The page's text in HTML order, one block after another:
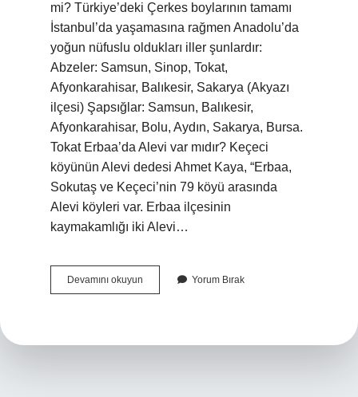
mi? Türkiye’deki Çerkes boylarının tamamı
İstanbul’da yaşamasına rağmen Anadolu’da
yoğun nüfuslu oldukları iller şunlardır:
Abzeler: Samsun, Sinop, Tokat,
Afyonkarahisar, Balıkesir, Sakarya (Akyazı
ilçesi) Şapsığlar: Samsun, Balıkesir,
Afyonkarahisar, Bolu, Aydın, Sakarya, Bursa.
Tokat Erbaa’da Alevi var mıdır? Keçeci
köyünün Alevi dedesi Ahmet Kaya, “Erbaa,
Sokutaş ve Keçeci’nin 79 köyü arasında
Alevi köyleri var. Erbaa ilçesinin
kaymakamlığı iki Alevi…
Devamını okuyun
Erbaa
Yorum Bırak